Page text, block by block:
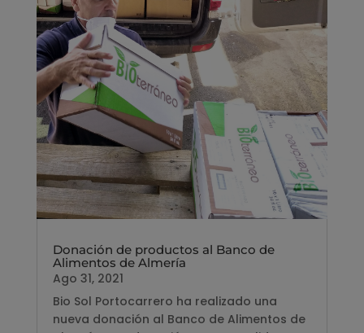
Donación de productos al Banco de
Alimentos de Almería
Ago 31, 2021
Bio Sol Portocarrero ha realizado una
nueva donación al Banco de Alimentos de